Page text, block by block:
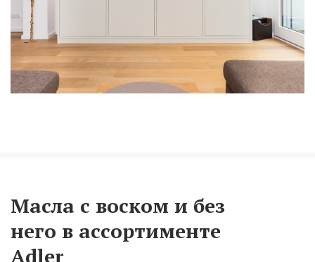
Масла с воском и без
него в ассортименте
Adler